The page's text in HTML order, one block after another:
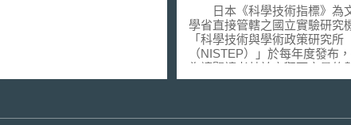
日本《科學技術指標》為
學省直接管轄之國立實驗研究
「科學技術與學術政策研究所
（NISTEP）」於每年度發布
為讓閱讀者基於客觀而定量的
體系性地掌握日本國內科學技